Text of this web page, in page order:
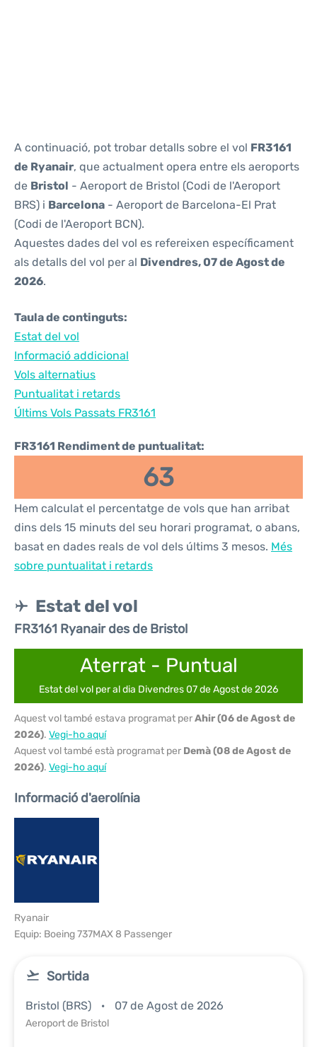
A continuació, pot trobar detalls sobre el vol FR3161
de Ryanair, que actualment opera entre els aeroports
de Bristol - Aeroport de Bristol (Codi de l'Aeroport
BRS) i Barcelona - Aeroport de Barcelona-El Prat
(Codi de l'Aeroport BCN).
Aquestes dades del vol es refereixen específicament
als detalls del vol per al Divendres, 07 de Agost de
2026.
Taula de continguts:
Estat del vol
Informació addicional
Vols alternatius
Puntualitat i retards
Últims Vols Passats FR3161
FR3161 Rendiment de puntualitat:
63
Hem calculat el percentatge de vols que han arribat
dins dels 15 minuts del seu horari programat, o abans,
basat en dades reals de vol dels últims 3 mesos. Més
sobre puntualitat i retards
Estat del vol
FR3161 Ryanair des de Bristol
Aterrat - Puntual
Estat del vol per al dia Divendres 07 de Agost de 2026
Aquest vol també estava programat perAhir (06 de Agost de
2026). Vegi-ho aquí
Aquest vol també està programat per Demà (08 de Agost de
2026). Vegi-ho aquí
Informació d'aerolínia
Ryanair
Equip: Boeing 737MAX 8 Passenger
Sortida
Bristol (BRS) 07 de Agost de 2026
Aeroport de Bristol